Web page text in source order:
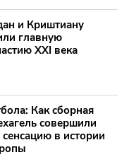
и Криштиану
главную
XXI века
Как сборная
совершили
в истории